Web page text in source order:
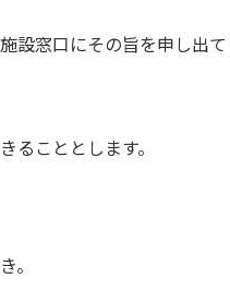
設窓口にその旨を申し出
こととします。
。